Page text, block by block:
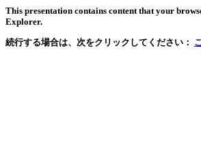
This presentation contains content that your
Explorer.
続行する場合は、次をクリックしてください：